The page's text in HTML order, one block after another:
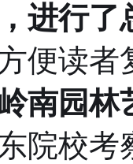
进行了
便读者
南园林
院校考